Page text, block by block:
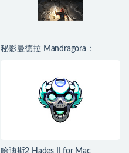
秘影曼德拉 Mandragora：
哈迪斯2 Hades II for Mac